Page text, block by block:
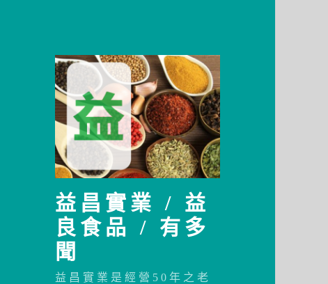
益昌實業 / 益
良食品 / 有多
聞
益昌實業是經營50年之老